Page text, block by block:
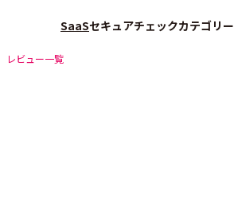
SaaSセキュアチェックカテゴリー
レビュー一覧